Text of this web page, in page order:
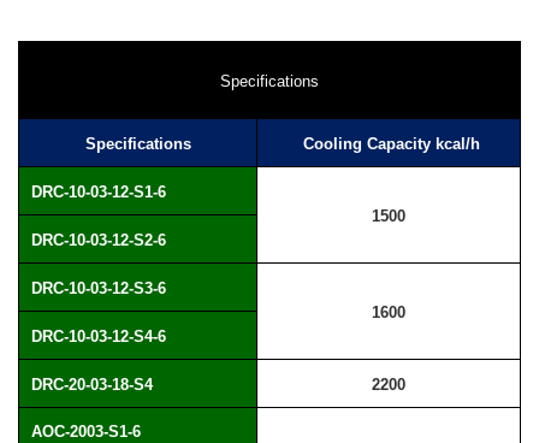
Specifications
Specifications Cooling Capacity kcal/h
DRC-10-03-12-S1-6
1500
DRC-10-03-12-S2-6
DRC-10-03-12-S3-6
1600
DRC-10-03-12-S4-6
DRC-20-03-18-S4 2200
AOC-2003-S1-6